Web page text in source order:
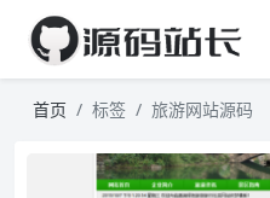
首页 标签 旅游网站源码